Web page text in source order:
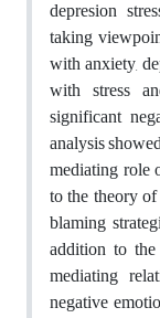
depresion
taking
with anxiety,
with stress
significant
analysis
mediating role
to the theory
blaming
addition to
mediating
negative